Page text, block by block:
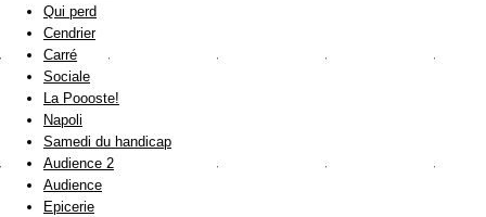
Qui perd
Cendrier
Carré
Sociale
La Poooste!
Napoli
Samedi du handicap
Audience 2
Audience
Epicerie